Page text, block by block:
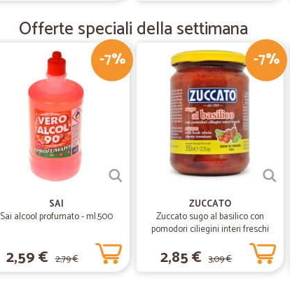
—Manuela C.
Efficienza e organizzazione!
Tutto perfetto, grazie!
Offerte speciali della settimana
-7%
SAI
Sai alcool profumato - ml.500
2,59 € 2,79 €
-7%
ZUCCATO
Zuccato sugo al basilico con
pomodori ciliegini interi freschi
2,85 € 3,09 €